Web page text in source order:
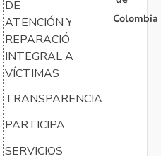
DE
ATENCIÓN Y
REPARACIÓN
INTEGRAL A
VÍCTIMAS
TRANSPARENCIA
PARTICIPA
SERVICIOS
Colombia